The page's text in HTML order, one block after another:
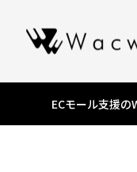
ECモール支援